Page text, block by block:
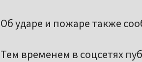
Об ударе и пожаре также
Тем временем в соцсетях